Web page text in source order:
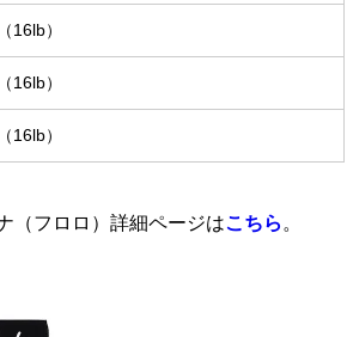
16lb）
16lb）
16lb）
（フロロ）詳細ページはこちら 。